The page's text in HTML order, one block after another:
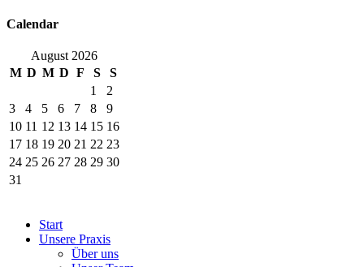
Calendar
August 2026
M D M D F S
S
1
2
3
4 5 6 7 8
9
10 11 12 13 14 15 16
17 18 19 20 21 22 23
24 25 26 27 28 29 30
31
Start
Unsere Praxis
Über uns